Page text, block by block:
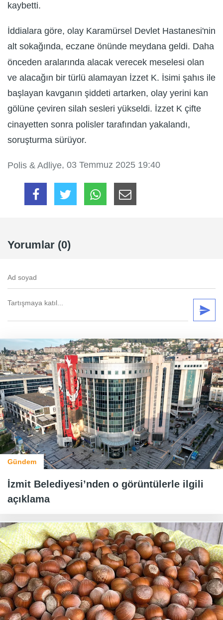
kaybetti.
İddialara göre, olay Karamürsel Devlet Hastanesi'nin
alt sokağında, eczane önünde meydana geldi. Daha
önceden aralarında alacak verecek meselesi olan
ve alacağın bir türlü alamayan İzzet K. İsimi şahıs ile
başlayan kavganın şiddeti artarken, olay yerini kan
gölüne çeviren silah sesleri yükseldi. İzzet K çifte
cinayetten sonra polisler tarafından yakalandı,
soruşturma sürüyor.
Polis & Adliye, 03 Temmuz 2025 19:40
Yorumlar (0)
Gündem
İzmit Belediyesi’nden o görüntülerle ilgili
açıklama